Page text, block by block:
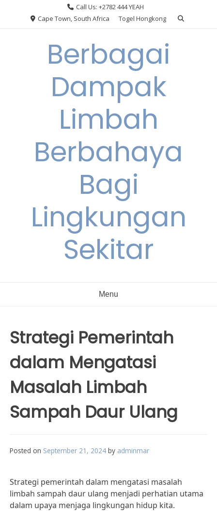
Call Us: +2782 444 YEAH
Cape Town, South Africa
Togel Hongkong
Berbagai
Dampak
Limbah
Berbahaya
Bagi
Lingkungan
Sekitar
Menu
Strategi Pemerintah
dalam Mengatasi
Masalah Limbah
Sampah Daur Ulang
Posted on September 21, 2024 by adminmar
Strategi pemerintah dalam mengatasi masalah
limbah sampah daur ulang menjadi perhatian utama
dalam upaya menjaga lingkungan hidup kita.